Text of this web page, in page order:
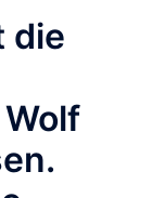
die
.